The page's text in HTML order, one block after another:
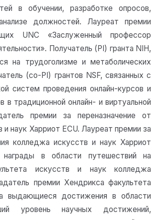
в обучении, разработке опросов,
должностей. Лауреат премии
UNC «Заслуженный профессор
Получатель (PI) гранта NIH,
на трудоголизме и метаболических
(со-PI) грантов NSF, связанных с
систем проведения онлайн-курсов и
в традиционной онлайн- и виртуальной
премии за переназначение от
наук Харриот ECU. Лауреат премии за
колледжа искусств и наук Харриот
награды в области путешествий на
искусств и наук колледжа
премии Хендрикса факультета
выдающиеся достижения в области
уровень научных достижений,